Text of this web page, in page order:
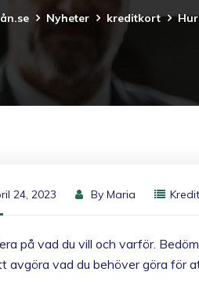
Nyheter kreditkort
24, 2023 By Maria
på vad du vill och varför.
avgöra vad du behöver göra för